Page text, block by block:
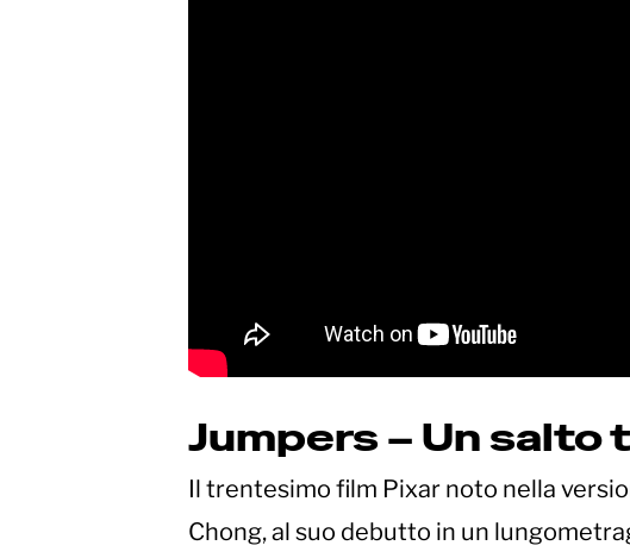
Jumpers – Un salto
Il trentesimo film Pixar noto nella
Chong, al suo debutto in un